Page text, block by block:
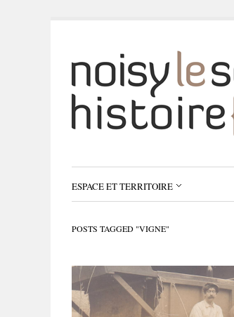
ESPACE ET TERRITOIRE
POSTS TAGGED "VIGNE"